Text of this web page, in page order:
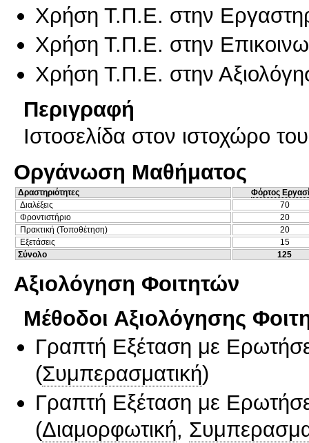
Χρήση Τ.Π.Ε. στην
Χρήση Τ.Π.Ε. στην
Χρήση Τ.Π.Ε. στην
Περιγραφή
Ιστοσελίδα στον ιστοχώρο
Οργάνωση Μαθήματος
Δραστηριότητες
Φόρτος
Διαλέξεις
70
Φροντιστήριο
20
Πρακτική (Τοποθέτηση)
20
Εξετάσεις
15
Σύνολο
125
Αξιολόγηση Φοιτητών
Μέθοδοι Αξιολόγησης
Γραπτή Εξέταση με
(Συμπερασματική)
Γραπτή Εξέταση με
(Διαμορφωτική,